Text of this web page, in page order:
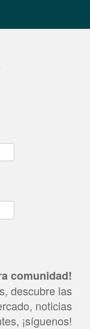
comunidad!
descubre las
noticias
¡síguenos!